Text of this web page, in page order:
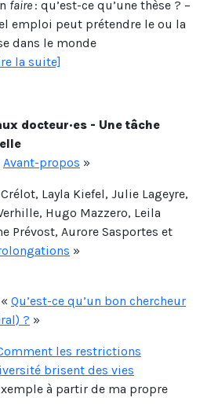
faire : qu’est-ce qu’une thèse ? –
emploi peut prétendre le ou la
dans le monde
la suite]
docteur·es - Une tâche
Avant-propos »
Layla Kiefel, Julie Lageyre,
Hugo Mazzero, Leila
Prévost, Aurore Sasportes et
»
Qu’est-ce qu’un bon chercheur
? »
les restrictions
brisent des vies
à partir de ma propre